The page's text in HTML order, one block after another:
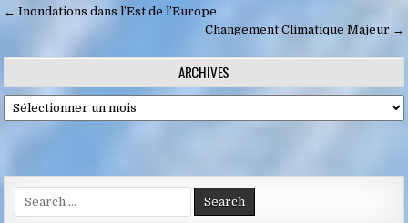
Navigation
l’article
← Inondations dans l’Est de l’Europe
Changement Climatique Majeur →
ARCHIVES
Archives
Search
for: